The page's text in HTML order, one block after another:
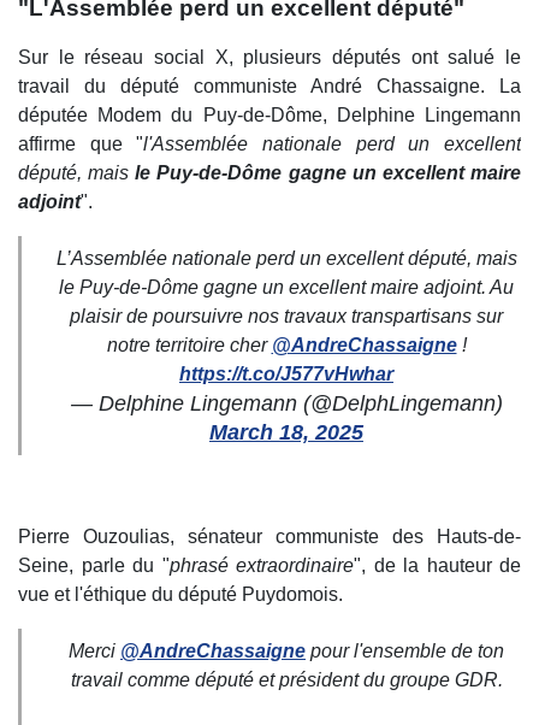
"L'Assemblée perd un excellent député"
Sur le réseau social X, plusieurs députés ont salué le
travail du député communiste André Chassaigne. La
députée Modem du Puy-de-Dôme, Delphine Lingemann
affirme que "l'Assemblée nationale perd un excellent
député, maisle Puy-de-Dôme gagne un excellent maire
adjoint".
L’Assemblée nationale perd un excellent député, mais
le Puy-de-Dôme gagne un excellent maire adjoint. Au
plaisir de poursuivre nos travaux transpartisans sur
notre territoire cher @AndreChassaigne!
https://t.co/J577vHwhar
— Delphine Lingemann (@DelphLingemann)
March 18, 2025
Pierre Ouzoulias, sénateur communiste des Hauts-de-
Seine, parle du "phrasé extraordinaire", de la hauteur de
vue et l'éthique du député Puydomois.
Merci @AndreChassaigne pour l'ensemble de ton
travail comme député et président du groupe GDR.